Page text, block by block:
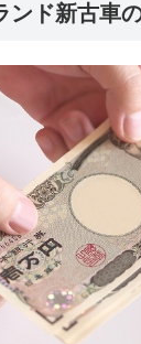
ンド新古車